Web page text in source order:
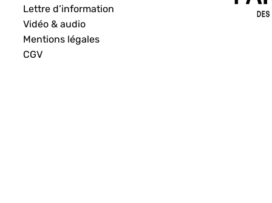
Lettre d’information
Vidéo & audio
Mentions légales
CGV